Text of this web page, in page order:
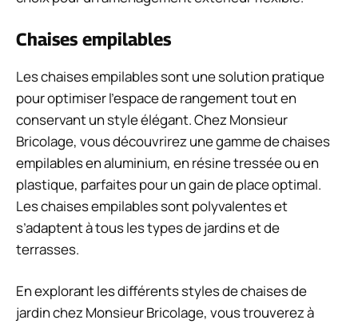
Chaises empilables
Les chaises empilables sont une solution pratique
pour optimiser l’espace de rangement tout en
conservant un style élégant. Chez Monsieur
Bricolage, vous découvrirez une gamme de chaises
empilables en aluminium, en résine tressée ou en
plastique, parfaites pour un gain de place optimal.
Les chaises empilables sont polyvalentes et
s’adaptent à tous les types de jardins et de
terrasses.
En explorant les différents styles de chaises de
jardin chez Monsieur Bricolage, vous trouverez à